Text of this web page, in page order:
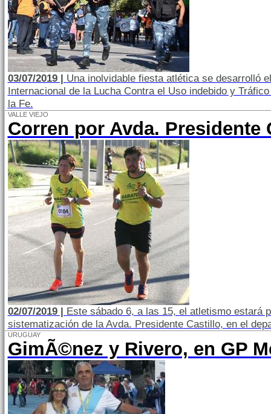
03/07/2019 | Una inolvidable fiesta atlética se desarrolló
Internacional de la Lucha Contra el Uso indebido y
la Fe.
VALLE VIEJO
Corren por Avda. Presidente
02/07/2019 | Este sábado 6, a las 15, el atletismo estará
sistematización de la Avda. Presidente Castillo, en el
URUGUAY
GimÃ©nez y Rivero, en GP